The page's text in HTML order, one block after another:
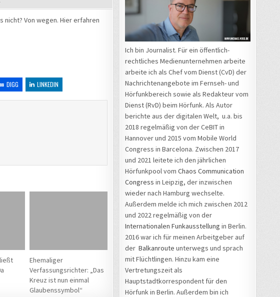
Von wegen. Hier erfahren
DIGG LINKEDIN
Ehemaliger
Verfassungsrichter: „Das
Kreuz ist nun einmal
Glaubenssymbol“
Ich bin Journalist. Für ein öffentlich-
rechtliches Medienunternehmen arbeite
arbeite ich als Chef vom Dienst (CvD) der
Nachrichtenangebote im Fernseh- und
Hörfunkbereich sowie als Redakteur vom
Dienst (RvD) beim Hörfunk. Als Autor
berichte aus der digitalen Welt, u.a. bis
2018 regelmäßig von der CeBIT in
Hannover und 2015 vom Mobile World
Congress in Barcelona. Zwischen 2017
und 2021 leitete ich den jährlichen
Hörfunkpool vom Chaos Communication
Congress in Leipzig, der inzwischen
wieder nach Hamburg wechselte.
Außerdem melde ich mich zwischen 2012
und 2022 regelmäßig von der
Internationalen Funkausstellung in Berlin.
2016 war ich für meinen Arbeitgeber auf
der Balkanroute unterwegs und sprach
mit Flüchtlingen. Hinzu kam eine
Vertretungszeit als
Hauptstadtkorrespondent für den
Hörfunk in Berlin. Außerdem bin ich